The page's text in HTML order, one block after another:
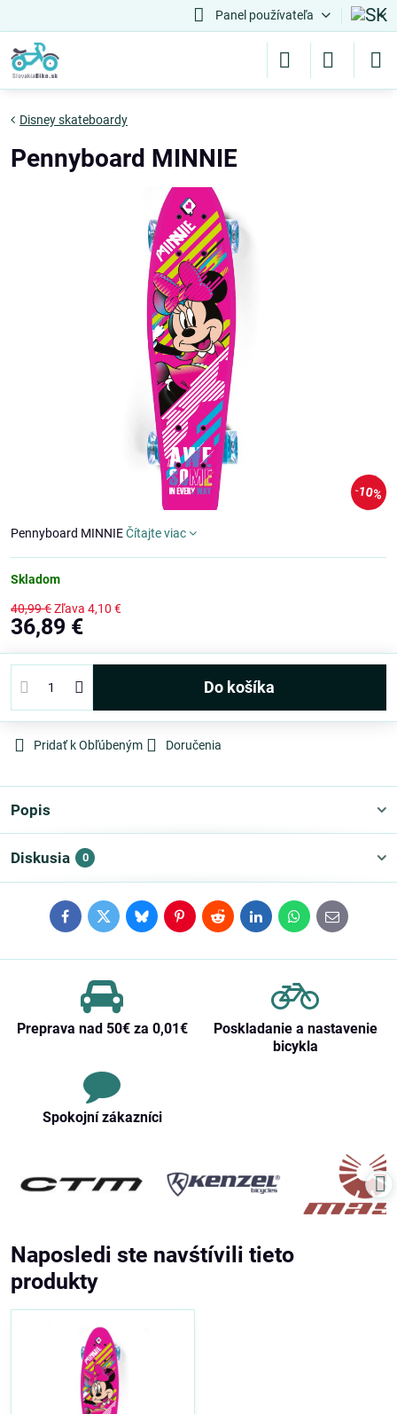
Panel používateľa
10%
Disney skateboardy
Pennyboard MINNIE
Pennyboard MINNIEČítajte viac
Skladom
40,99 €Zľava 4,10 €
36,89 €
Do košíka
Pridať k Obľúbeným Doručenia
Popis
Diskusia 0
FacebookTwitterBlueskyPinterestRedditLinkedInWhatsApp
E-
mail
Preprava nad 50€ za 0,01€
Poskladanie a nastavenie
bicykla
Spokojní zákazníci
Naposledi ste navśtívili tieto
produkty